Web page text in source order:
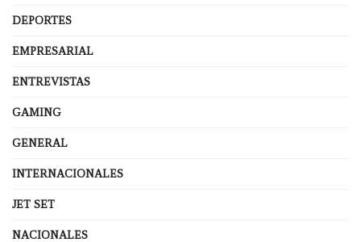
DEPORTES
EMPRESARIAL
ENTREVISTAS
GAMING
GENERAL
INTERNACIONALES
JET SET
NACIONALES